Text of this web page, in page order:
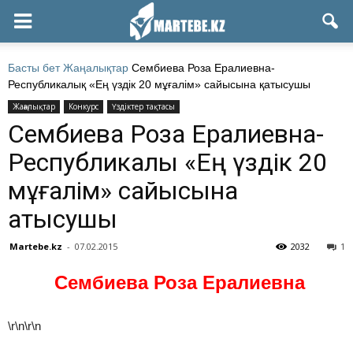
Басты бет Жаңалықтар Сембиева Роза Ералиевна-
Республикалық «Ең үздік 20 мұғалім» сайысына қатысушы
Жаңалықтар Конкурс Үздіктер тақтасы
Сембиева Роза Ералиевна-
Республикалық «Ең үздік 20
мұғалім» сайысына
қатысушы
Martebe.kz - 07.02.2015 1
2032
Сембиева Роза Ералиевна
\r\n\r\n